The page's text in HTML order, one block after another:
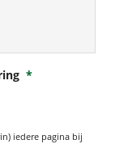
*
iedere pagina bij